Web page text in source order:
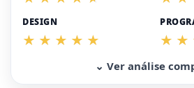
DESIGN
⌄ Ver análise